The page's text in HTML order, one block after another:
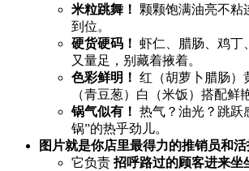
米粒跳舞！​
颗颗饱满油亮不
到位。
硬货硬码！​
虾仁、腊肠、鸡
又量足，别藏着掖着。
色彩鲜明！​
红（胡萝卜腊肠
（青豆葱）白（米饭）搭配鲜
锅气似有！​
热气？油光？跳跃
锅”的热乎劲儿。
图片就是你店里最得力的推销员和活
它负责 ​ 招呼路过的顾客进来坐